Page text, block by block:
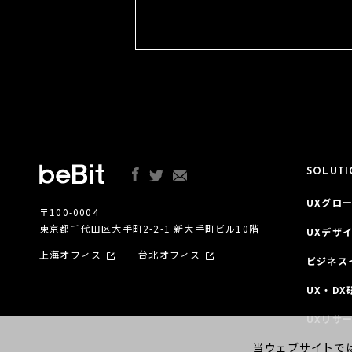
〒100-0004
東京都千代田区大手町2-2-1 新大手町ビル10階
上海オフィス
台北オフィス
UXグロ
UXデザ
ビジネス
UX・DX
UXリサ
当ウェブサイトで